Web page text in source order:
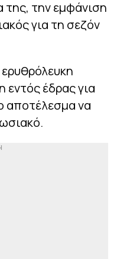
της, την εμφάνιση
για τη σεζόν
εντός έδρας για
αποτέλεσμα να